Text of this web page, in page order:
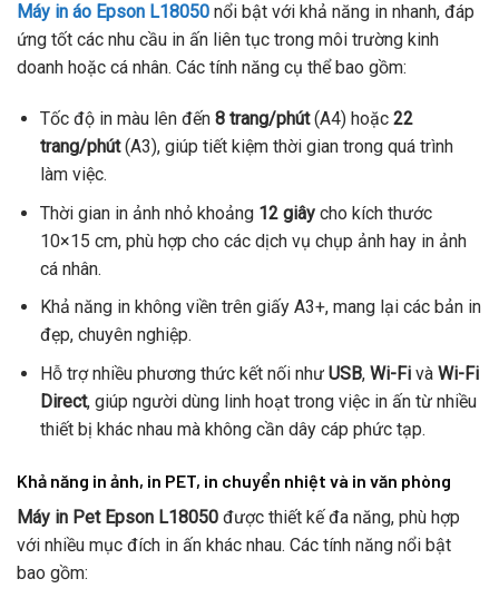
Máy in áo Epson L18050 nổi bật với khả năng in nhanh, đáp
ứng tốt các nhu cầu in ấn liên tục trong môi trường kinh
doanh hoặc cá nhân. Các tính năng cụ thể bao gồm:
Tốc độ in màu lên đến 8 trang/phút(A4) hoặc 22
trang/phút(A3), giúp tiết kiệm thời gian trong quá trình
làm việc.
Thời gian in ảnh nhỏ khoảng 12 giâycho kích thước
10×15 cm, phù hợp cho các dịch vụ chụp ảnh hay in ảnh
cá nhân.
Khả năng in không viền trên giấy A3+, mang lại các bản in
đẹp, chuyên nghiệp.
Hỗ trợ nhiều phương thức kết nối như USB, Wi-Fivà Wi-Fi
Direct, giúp người dùng linh hoạt trong việc in ấn từ nhiều
thiết bị khác nhau mà không cần dây cáp phức tạp.
Khả năng in ảnh, in PET, in chuyển nhiệt và in văn phòng
Máy in Pet Epson L18050 được thiết kế đa năng, phù hợp
với nhiều mục đích in ấn khác nhau. Các tính năng nổi bật
bao gồm: